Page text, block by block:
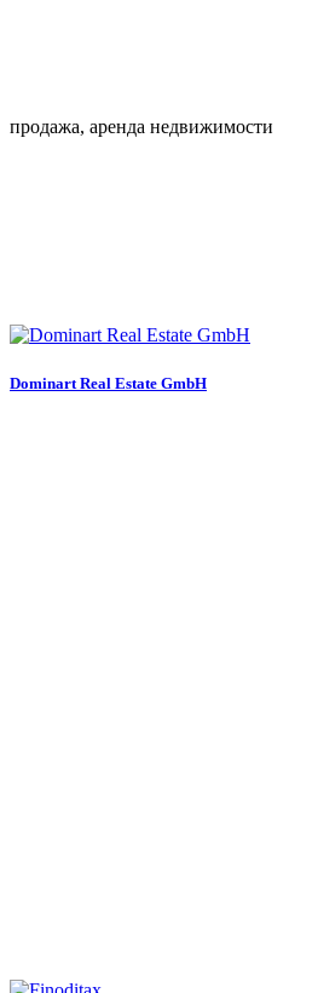
продажа, аренда недвижимости
Dominart Real Estate GmbH